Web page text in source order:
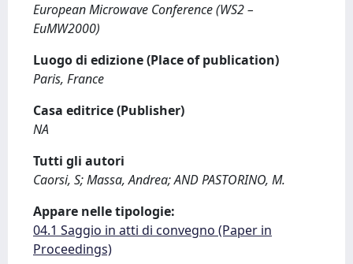
European Microwave Conference (WS2 –
EuMW2000)
Luogo di edizione (Place of publication)
Paris, France
Casa editrice (Publisher)
NA
Tutti gli autori
Caorsi, S; Massa, Andrea; AND PASTORINO, M.
Appare nelle tipologie:
04.1 Saggio in atti di convegno (Paper in
Proceedings)